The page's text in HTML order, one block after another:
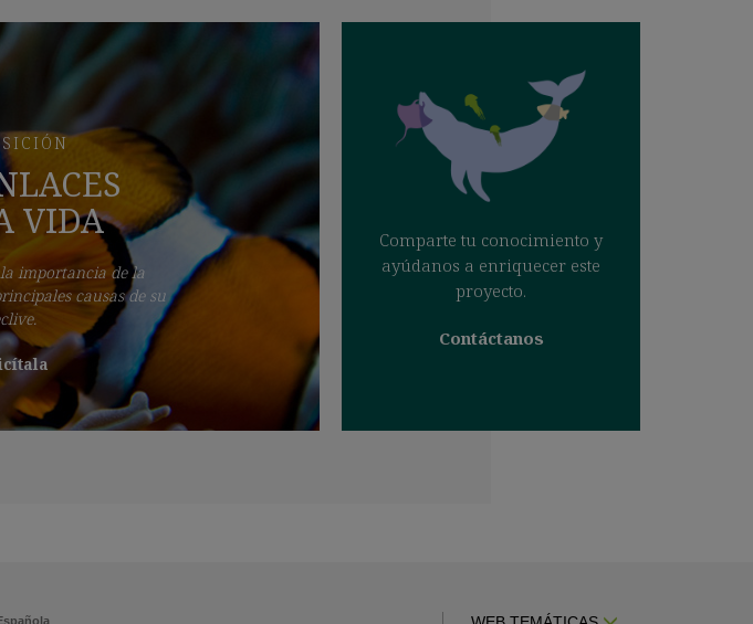
VIDA
importancia de la
causas de su
Comparte tu conocimiento y
ayúdanos a enriquecer este
proyecto.
Contáctanos